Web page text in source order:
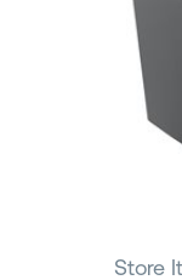
Store